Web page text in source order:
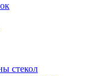
стекол